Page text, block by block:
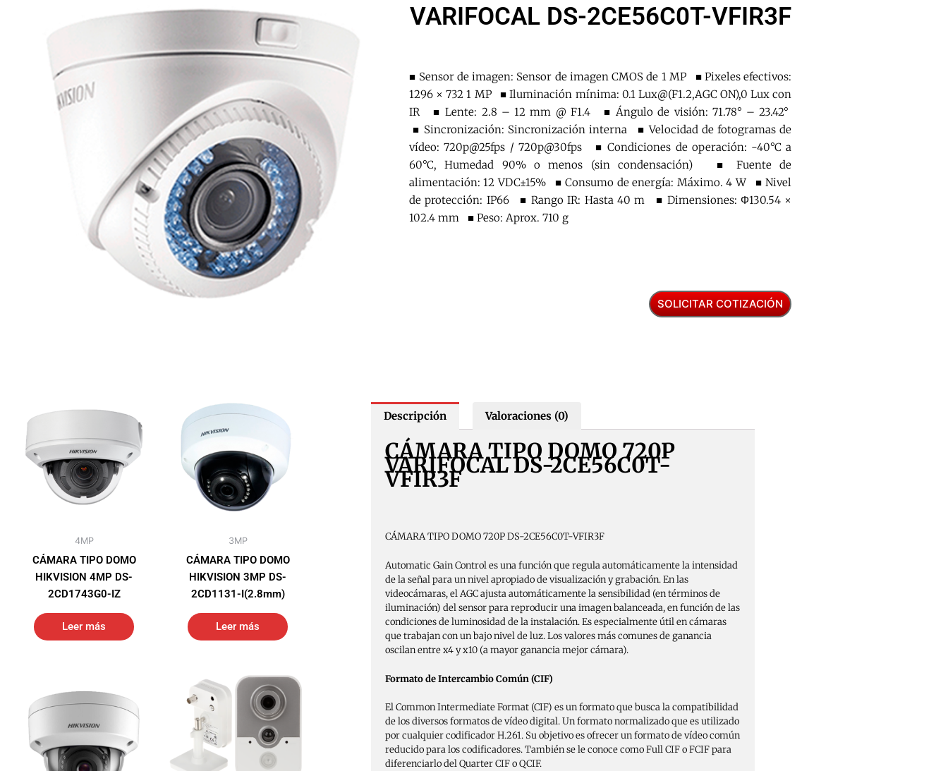
VARIFOCAL DS-2CE56C0T-VFIR3F
■ Sensor de imagen: Sensor de imagen CMOS de 1 MP ■ Pixeles efectivos:
1296 × 732 1 MP ■ Iluminación mínima: 0.1 Lux@(F1.2,AGC ON),0 Lux con
IR ■ Lente: 2.8 – 12 mm @ F1.4 ■ Ángulo de visión: 71.78° – 23.42°
■ Sincronización: Sincronización interna ■ Velocidad de fotogramas de
vídeo: 720p@25fps / 720p@30fps ■ Condiciones de operación: -40°C a
60°C, Humedad 90% o menos (sin condensación) ■ Fuente de
alimentación: 12 VDC±15% ■ Consumo de energía: Máximo. 4 W ■ Nivel
de protección: IP66 ■ Rango IR: Hasta 40 m ■ Dimensiones: Φ130.54 ×
102.4 mm ■ Peso: Aprox. 710 g
SOLICITAR COTIZACIÓN
4MP
CÁMARA TIPO DOMO
HIKVISION 4MP DS-
2CD1743G0-IZ
Leer más
3MP
CÁMARA TIPO DOMO
HIKVISION 3MP DS-
2CD1131-I(2.8mm)
Leer más
Descripción Valoraciones (0)
CÁMARA TIPO DOMO 720P
VARIFOCAL DS-2CE56C0T-
VFIR3F
CÁMARA TIPO DOMO 720P DS-2CE56C0T-VFIR3F
Automatic Gain Control es una función que regula automáticamente la intensidad
de la señal para un nivel apropiado de visualización y grabación. En las
videocámaras, el AGC ajusta automáticamente la sensibilidad (en términos de
iluminación) del sensor para reproducir una imagen balanceada, en función de las
condiciones de luminosidad de la instalación. Es especialmente útil en cámaras
que trabajan con un bajo nivel de luz. Los valores más comunes de ganancia
oscilan entre x4 y x10 (a mayor ganancia mejor cámara).
Formato de Intercambio Común (CIF)
El Common Intermediate Format (CIF) es un formato que busca la compatibilidad
de los diversos formatos de vídeo digital. Un formato normalizado que es utilizado
por cualquier codificador H.261. Su objetivo es ofrecer un formato de vídeo común
reducido para los codificadores. También se le conoce como Full CIF o FCIF para
diferenciarlo del Quarter CIF o QCIF.